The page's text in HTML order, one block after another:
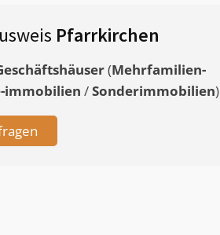
Pfarrkirchen
(Mehrfamilien-
immobilien /Sonderimmobilien)